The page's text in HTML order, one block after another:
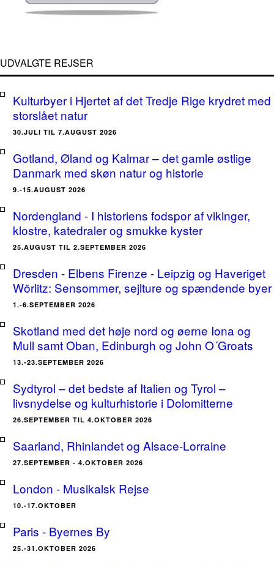
UDVALGTE REJSER
Kulturbyer i Hjertet af det Tredje Rige krydret med
storslået natur
30.JULI TIL 7.AUGUST 2026
Gotland, Øland og Kalmar – det gamle østlige
Danmark med skøn natur og historie
9.-15.AUGUST 2026
Nordengland - I historiens fodspor af vikinger,
klostre, katedraler og smukke kyster
25.AUGUST TIL 2.SEPTEMBER 2026
Dresden - Elbens Firenze - Leipzig og Haveriget
Wörlitz: Sensommer, sejlture og spændende byer
1.-6.SEPTEMBER 2026
Skotland med det høje nord og øerne Iona og
Mull samt Oban, Edinburgh og John O´Groats
13.-23.SEPTEMBER 2026
Sydtyrol – det bedste af Italien og Tyrol –
livsnydelse og kulturhistorie i Dolomitterne
26.SEPTEMBER TIL 4.OKTOBER 2026
Saarland, Rhinlandet og Alsace-Lorraine
27.SEPTEMBER - 4.OKTOBER 2026
London - Musikalsk Rejse
10.-17.OKTOBER
Paris - Byernes By
25.-31.OKTOBER 2026